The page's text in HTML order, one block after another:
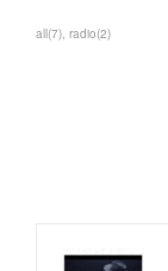
all(7) radio(2)